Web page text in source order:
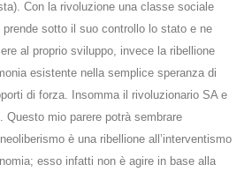
Con la rivoluzione una classe sociale
sotto il suo controllo lo stato e ne
al proprio sviluppo, invece la ribellione
esistente nella semplice speranza di
di forza. Insomma il rivoluzionario SA e
Questo mio parere potrà sembrare
è una ribellione all’interventismo
esso infatti non è agire in base alla